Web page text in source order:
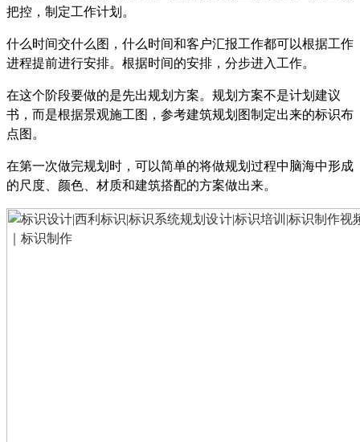
把控，制定工作计划。
什么时间交什么图，什么时间和客户汇报工作都可以根据工作
进程提前进行安排。根据时间的安排，分步进入工作。
在这个阶段要做的是先出规划方案。规划方案不是计划建议
书，而是根据景观施工图，参考建筑规划图制定出来的标识布
点图。
在第一次做完规划时，可以简单的将做规划过程中脑海中形成
的尺度、颜色、材质和建筑搭配的方案做出来。